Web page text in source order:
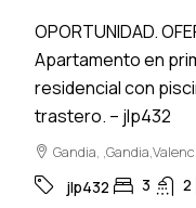
OPORTUNIDAD.
Apartamento en
residencial con
trastero. – jlp432
Gandia,
jlp432 3 2